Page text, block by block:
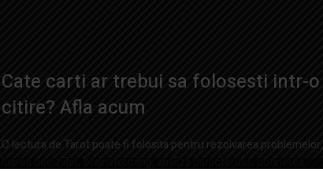
Cate carti ar trebui sa folosesti intr-o
citire? Afla acum
O lectura de Tarot poate fi folosita pentru rezolvarea problemelor,
luarea deciziilor, brainstorming, analiza caracterului, obtinerea